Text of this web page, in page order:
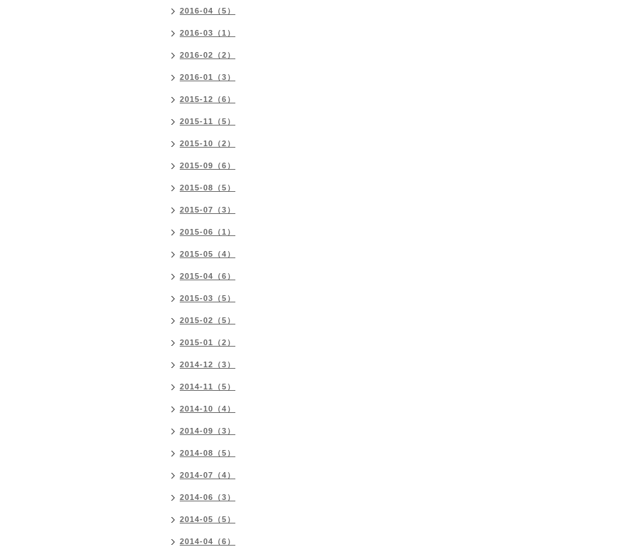
2016-04（5）
2016-03（1）
2016-02（2）
2016-01（3）
2015-12（6）
2015-11（5）
2015-10（2）
2015-09（6）
2015-08（5）
2015-07（3）
2015-06（1）
2015-05（4）
2015-04（6）
2015-03（5）
2015-02（5）
2015-01（2）
2014-12（3）
2014-11（5）
2014-10（4）
2014-09（3）
2014-08（5）
2014-07（4）
2014-06（3）
2014-05（5）
2014-04（6）